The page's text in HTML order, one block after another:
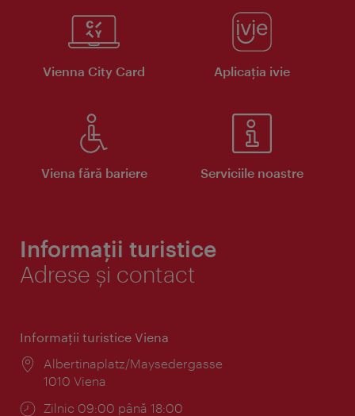
Vienna City Card Aplicaţia ivie
Viena fără bariere Serviciile noastre
Informații turistice
Adrese și contact
Informaţii turistice Viena
Locul:
Albertinaplatz/Maysedergasse
1010 Viena
Program:
Zilnic 09:00 până 18:00